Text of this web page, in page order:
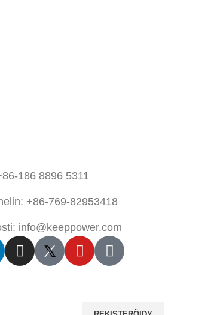
186 8896 5311
+86-769-82953418
info@keeppower.com